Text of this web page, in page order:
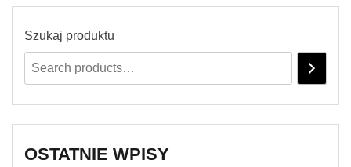
Szukaj produktu
OSTATNIE WPISY